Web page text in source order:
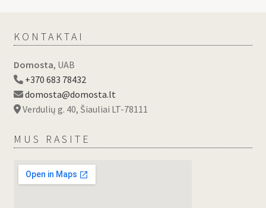
KONTAKTAI
Domosta, UAB
+370 683 78432
domosta@domosta.lt
Verdulių g. 40, Šiauliai LT-78111
MUS RASITE